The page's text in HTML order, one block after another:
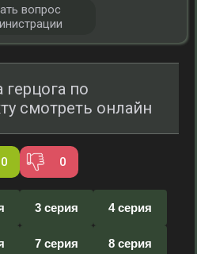
герцога по
смотреть онлайн
0 0
3 серия 4 серия
7 серия 8 серия
вопрос